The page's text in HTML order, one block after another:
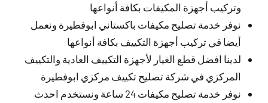
وتركيب أجهزة المكيفات بكافة أنواعها
نوفر خدمة تصليح مكيفات باكستاني ابوفطيرة ونعمل
أيضا في تركيب أجهزة التكييف بكافة أنواعها
لدينا افضل قطع الغيار لأجهزة التكييف العادية والتكييف
المركزي في شركة تصليح تكييف مركزي ابوفطيرة
نوفر خدمة تصليح مكيفات 24 ساعة ونستخدم احدث